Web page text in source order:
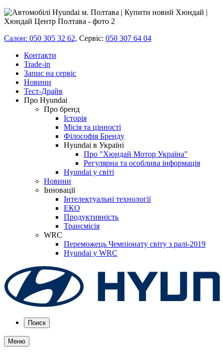
Салон: 050 305 32 62, Сервіс: 050 307 64 04
Контакти
Trade-in
Запис на сервіс
Новини
Тест-Драйв
Про Hyundai
Про бренд
Історія
Місія та цінності
Філософія Бренду
Hyundai в Україні
Про "Хюндай Мотор Україна"
Регулярна та особлива інформація
Hyundai у світі
Новини
Інновації
Інтелектуальні технології
ЕКО
Продуктивність
Трансмісія
WRC
Переможець Чемпіонату світу з ралі-2019
Hyundai у WRC
Поиск
Меню